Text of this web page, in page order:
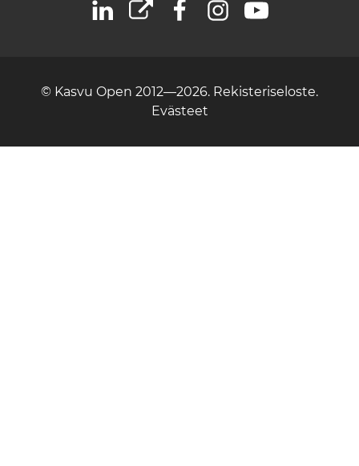
LinkedIn
X FacebookInstagramYouTube
© Kasvu Open 2012—2026. Rekisteriseloste.
Evästeet